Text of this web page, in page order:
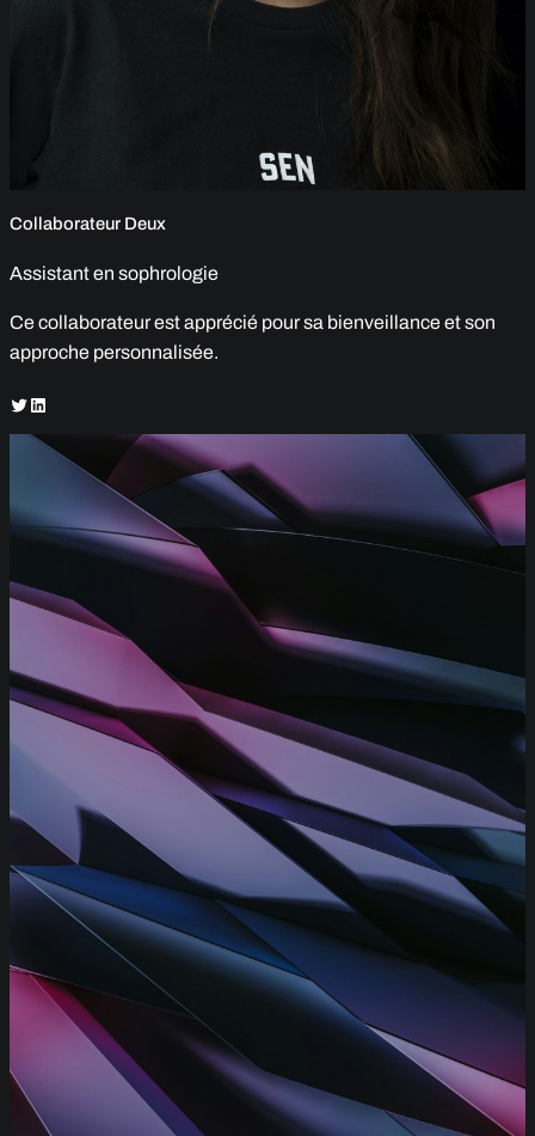
Collaborateur Deux
Assistant en sophrologie
Ce collaborateur est apprécié pour sa bienveillance et son
approche personnalisée.
Twitter LinkedIn